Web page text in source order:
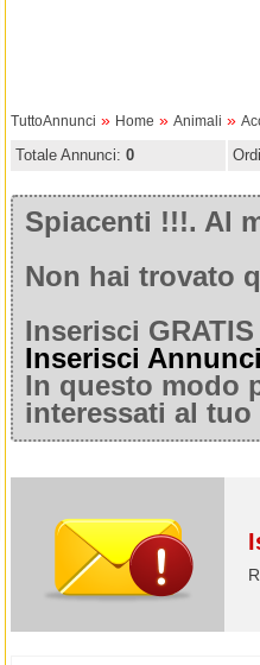
TuttoAnnunci » Home » Animali »
Totale Annunci: 0
Spiacenti !!!. Al
Non hai trovato
Inserisci
Inserisci
In questo modo
interessati al